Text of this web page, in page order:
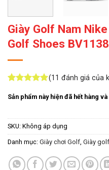
Giày Golf Nam
Golf Shoes
dựa trên
(11 đánh giá của
Sản phẩm này hiện đã hết hàng
SKU: Không áp dụng
Danh mục: Giày chơi Golf Giày